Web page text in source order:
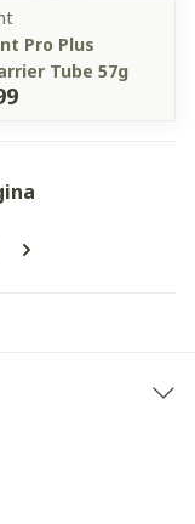
Pro Plus
Tube 57g
pagina